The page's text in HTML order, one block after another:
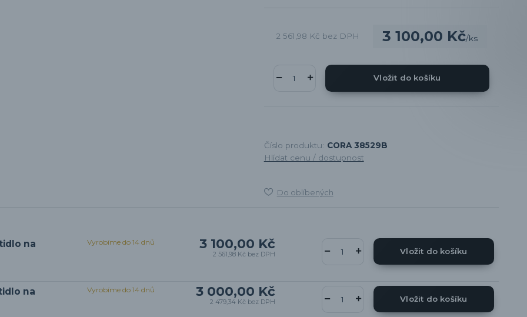
3 100,00 Kč/ks
2 561,98 Kč bez DPH
Vložit do košíku
Číslo produktu: CORA 38529B
Hlídat cenu / dostupnost
Do oblíbených
na
3 100,00 Kč
2 561,98 Kč bez DPH
Vyrobíme do 14 dnů
Vložit do košíku
na
3 000,00 Kč
2 479,34 Kč bez DPH
Vyrobíme do 14 dnů
Vložit do košíku